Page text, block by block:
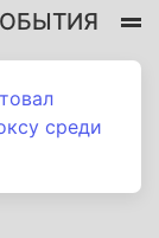
среди